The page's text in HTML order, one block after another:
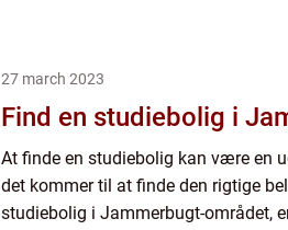
27 march 2023
Find en studiebolig i
At finde en studiebolig kan være en
det kommer til at finde den rigtige
studiebolig i Jammerbugt-området,